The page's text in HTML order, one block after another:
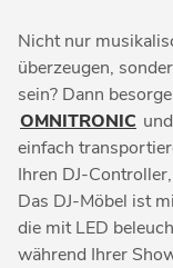
Nicht nur
überzeugen,
sein? Dann
OMNITRONIC und
einfach
Ihren DJ-
Das DJ-Möbel ist
die mit LED
während Ihrer